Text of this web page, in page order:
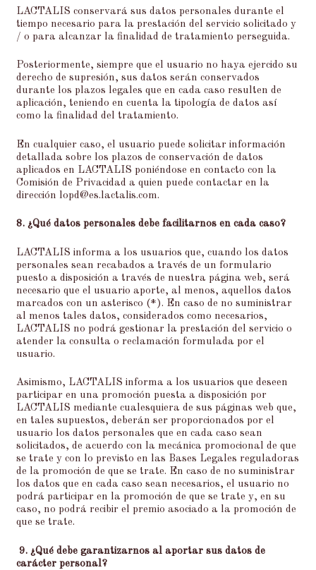
LACTALIS conservará sus datos personales durante el
tiempo necesario para la prestación del servicio solicitado y
/ o para alcanzar la finalidad de tratamiento perseguida.
Posteriormente, siempre que el usuario no haya ejercido su
derecho de supresión, sus datos serán conservados
durante los plazos legales que en cada caso resulten de
aplicación, teniendo en cuenta la tipología de datos así
como la finalidad del tratamiento.
En cualquier caso, el usuario puede solicitar información
detallada sobre los plazos de conservación de datos
aplicados en LACTALIS poniéndose en contacto con la
Comisión de Privacidad a quien puede contactar en la
dirección lopd@es.lactalis.com.
8. ¿Qué datos personales debe facilitarnos en cada caso?
LACTALIS informa a los usuarios que, cuando los datos
personales sean recabados a través de un formulario
puesto a disposición a través de nuestra página web, será
necesario que el usuario aporte, al menos, aquellos datos
marcados con un asterisco (*). En caso de no suministrar
al menos tales datos, considerados como necesarios,
LACTALIS no podrá gestionar la prestación del servicio o
atender la consulta o reclamación formulada por el
usuario.
Asimismo, LACTALIS informa a los usuarios que deseen
participar en una promoción puesta a disposición por
LACTALIS mediante cualesquiera de sus páginas web que,
en tales supuestos, deberán ser proporcionados por el
usuario los datos personales que en cada caso sean
solicitados, de acuerdo con la mecánica promocional de que
se trate y con lo previsto en las Bases Legales reguladoras
de la promoción de que se trate. En caso de no suministrar
los datos que en cada caso sean necesarios, el usuario no
podrá participar en la promoción de que se trate y, en su
caso, no podrá recibir el premio asociado a la promoción de
que se trate.
9. ¿Qué debe garantizarnos al aportar sus datos de
carácter personal?